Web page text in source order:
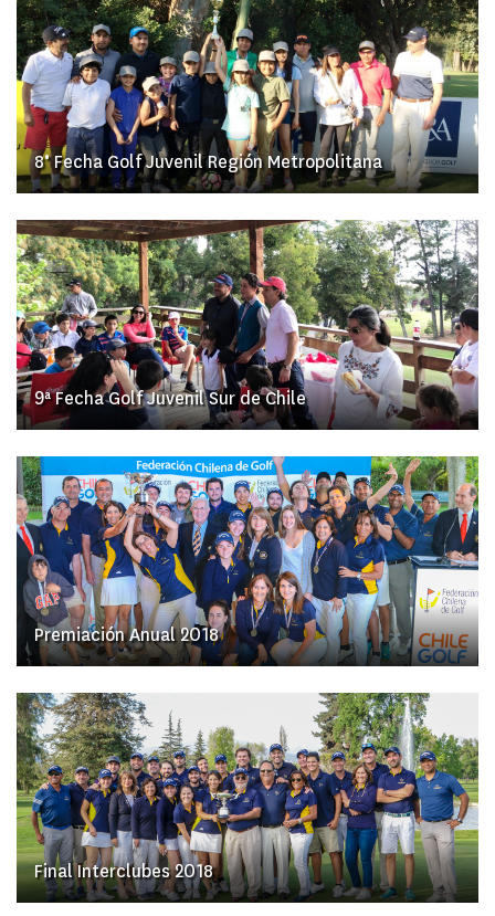
8° Fecha Golf Juvenil Región Metropolitana
9ª Fecha Golf Juvenil Sur de Chile
Premiación Anual 2018
Final Interclubes 2018